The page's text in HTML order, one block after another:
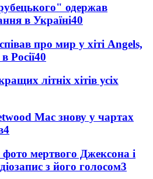
одержав
в Україні40
про мир у хіті Angels,
Росії40
літніх хітів усіх
Mac знову у чартах
4
мертвого Джексона і
з його голосом3